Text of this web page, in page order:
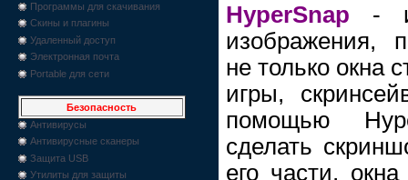
Программы для скачивания
Скины и плагины
Удаленный доступ
Электронная почта
Portable для сети
Безопасность
Антивирусы
Антивирусные сканеры
Защита USB
Утилиты для защиты
HyperSnap -
изображения,
не только окна
игры,
помощью
сделать
его части,